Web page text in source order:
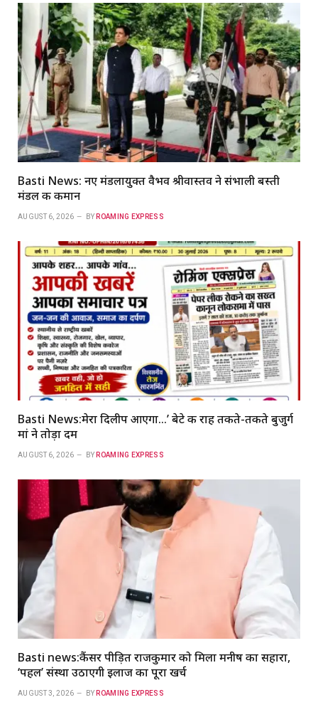
Basti News: नए मंडलायुक्त वैभव श्रीवास्तव ने संभाली बस्ती
मंडल की कमान
AUGUST 6, 2026 BY ROAMING EXPRESS
Basti News:मेरा दिलीप आएगा…’ बेटे की राह तकते-तकते बुजुर्ग
मां ने तोड़ा दम
AUGUST 6, 2026 BY ROAMING EXPRESS
Basti news:कैंसर पीड़ित राजकुमार को मिला मनीष का सहारा,
‘पहल’ संस्था उठाएगी इलाज का पूरा खर्च
AUGUST 3, 2026 BY ROAMING EXPRESS